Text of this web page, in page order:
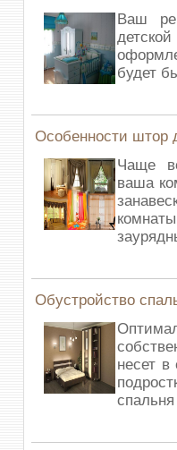
Ваш
будет
Особенности штор
Чаще
ваша
Обустройство
несет в